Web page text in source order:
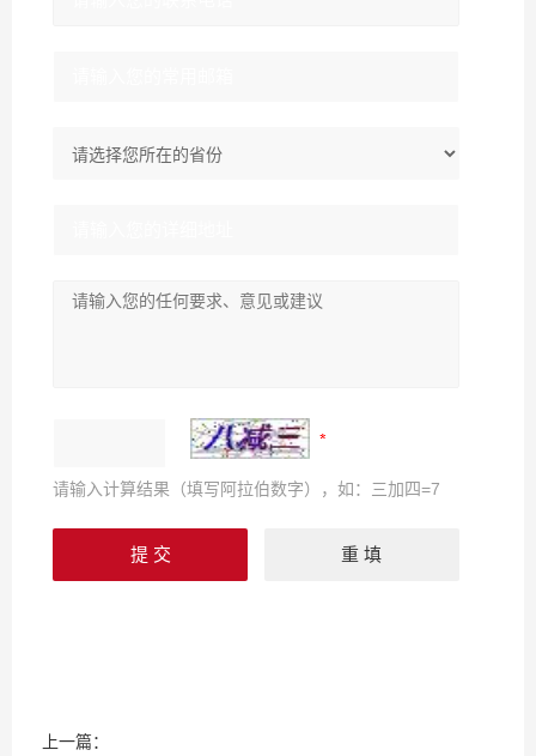
请输入计算结果（填写阿拉伯数字），如：三加四=7
上一篇：